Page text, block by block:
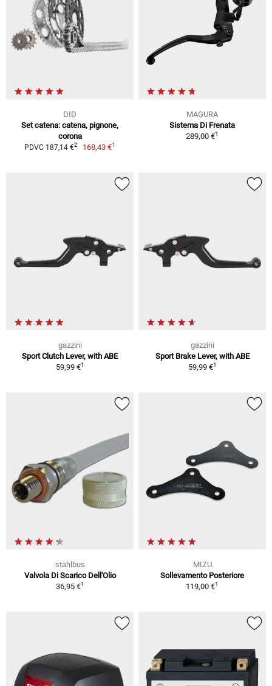
DID
Set catena: catena, pignone,
corona
PDVC 187,14 €2 168,43 €1
MAGURA
Sistema Di Frenata
289,00 €1
gazzini
Sport Clutch Lever, with ABE
59,99 €1
gazzini
Sport Brake Lever, with ABE
59,99 €1
stahlbus
Valvola Di Scarico Dell'Olio
36,95 €1
MIZU
Sollevamento Posteriore
119,00 €1